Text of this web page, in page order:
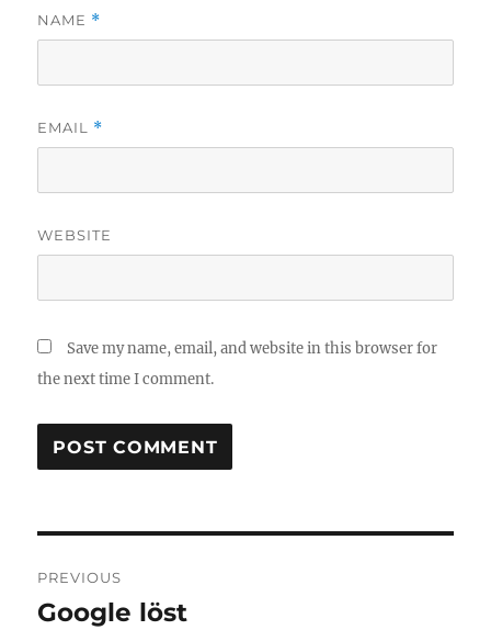
NAME *
EMAIL *
WEBSITE
Save my name, email, and website in this browser for
the next time I comment.
navigation
PREVIOUS
Previous
Google löst